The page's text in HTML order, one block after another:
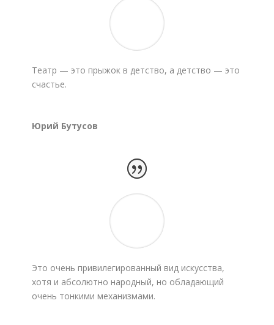
Театр — это прыжок в детство, а детство — это
счастье.
Юрий Бутусов
Это очень привилегированный вид искусства,
хотя и абсолютно народный, но обладающий
очень тонкими механизмами.